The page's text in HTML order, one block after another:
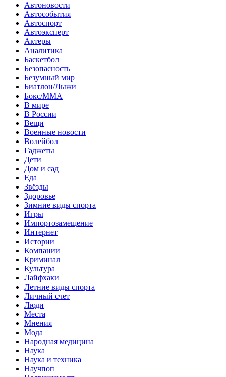
Автоновости
Автособытия
Автоспорт
Автоэксперт
Актеры
Аналитика
Баскетбол
Безопасность
Безумный мир
Биатлон/Лыжи
Бокс/MMA
В мире
В России
Вещи
Военные новости
Волейбол
Гаджеты
Дети
Дом и сад
Еда
Звёзды
Здоровье
Зимние виды спорта
Игры
Импортозамещение
Интернет
Истории
Компании
Криминал
Культура
Лайфхаки
Летние виды спорта
Личный счет
Люди
Места
Мнения
Мода
Народная медицина
Наука
Наука и техника
Научпоп